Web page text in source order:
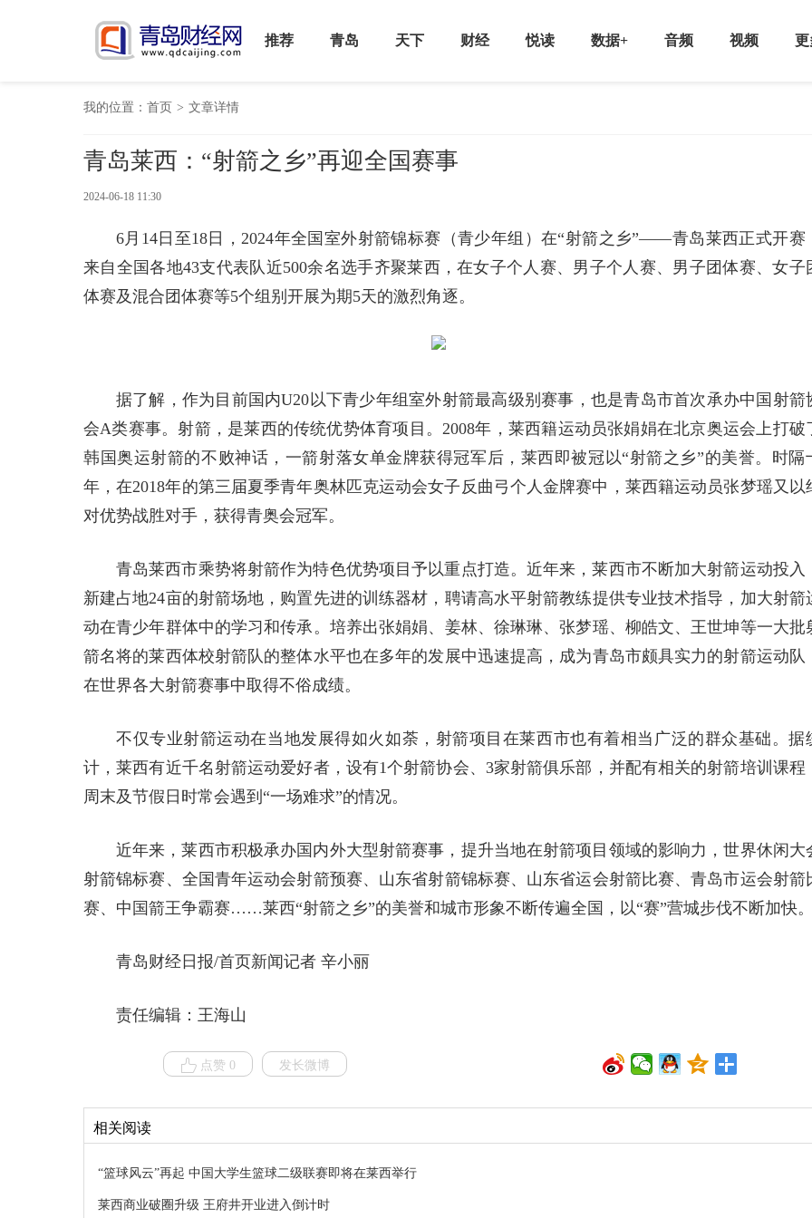
推荐 青岛 天下 财经 悦读 数据+ 音频 视频 更
我的位置： 首页 > 文章详情
青岛莱西：“射箭之乡”再迎全国赛事
2024-06-18 11:30
6月14日至18日，2024年全国室外射箭锦标赛（青少年组）在“射箭之乡”——青岛莱西正式开赛
来自全国各地43支代表队近500余名选手齐聚莱西，在女子个人赛、男子个人赛、男子团体赛、女子
体赛及混合团体赛等5个组别开展为期5天的激烈角逐。
据了解，作为目前国内U20以下青少年组室外射箭最高级别赛事，也是青岛市首次承办中国射箭
会A类赛事。射箭，是莱西的传统优势体育项目。2008年，莱西籍运动员张娟娟在北京奥运会上打破
韩国奥运射箭的不败神话，一箭射落女单金牌获得冠军后，莱西即被冠以“射箭之乡”的美誉。时隔
年，在2018年的第三届夏季青年奥林匹克运动会女子反曲弓个人金牌赛中，莱西籍运动员张梦瑶又以
对优势战胜对手，获得青奥会冠军。
青岛莱西市乘势将射箭作为特色优势项目予以重点打造。近年来，莱西市不断加大射箭运动投入
新建占地24亩的射箭场地，购置先进的训练器材，聘请高水平射箭教练提供专业技术指导，加大射箭
动在青少年群体中的学习和传承。培养出张娟娟、姜林、徐琳琳、张梦瑶、柳皓文、王世坤等一大批
箭名将的莱西体校射箭队的整体水平也在多年的发展中迅速提高，成为青岛市颇具实力的射箭运动队
在世界各大射箭赛事中取得不俗成绩。
不仅专业射箭运动在当地发展得如火如荼，射箭项目在莱西市也有着相当广泛的群众基础。据
计，莱西有近千名射箭运动爱好者，设有1个射箭协会、3家射箭俱乐部，并配有相关的射箭培训课程
周末及节假日时常会遇到“一场难求”的情况。
近年来，莱西市积极承办国内外大型射箭赛事，提升当地在射箭项目领域的影响力，世界休闲大
射箭锦标赛、全国青年运动会射箭预赛、山东省射箭锦标赛、山东省运会射箭比赛、青岛市运会射箭
赛、中国箭王争霸赛……莱西“射箭之乡”的美誉和城市形象不断传遍全国，以“赛”营城步伐不断加快。
青岛财经日报/首页新闻记者 辛小丽
责任编辑：王海山
点赞 0 发长微博
相关阅读
“篮球风云”再起 中国大学生篮球二级联赛即将在莱西举行
莱西商业破圈升级 王府井开业进入倒计时